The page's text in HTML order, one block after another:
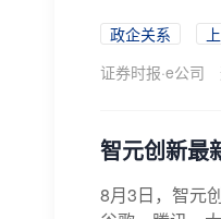
政企关系
证券时报·e公司
智元创新最
8月3日，智元